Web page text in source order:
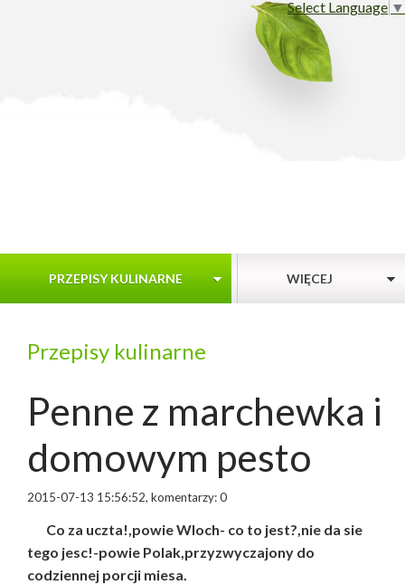
Select Language ▼
PRZEPISY KULINARNE WIĘCEJ
Przepisy kulinarne
Penne z marchewka i
domowym pesto
2015-07-13 15:56:52, komentarzy: 0
Co za uczta!,powie Wloch- co to jest?,nie da sie
tego jesc!-powie Polak,przyzwyczajony do
codziennej porcji miesa.